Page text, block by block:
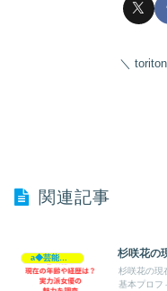
関連記事
a◆芸能人◆ 杉咲花の
杉咲花の現
基本プロフ